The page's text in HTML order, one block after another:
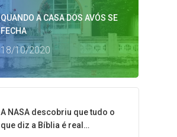
QUANDO A CASA DOS AVÓS SE
FECHA
18/10/2020
A NASA descobriu que tudo o
que diz a Bíblia é real…